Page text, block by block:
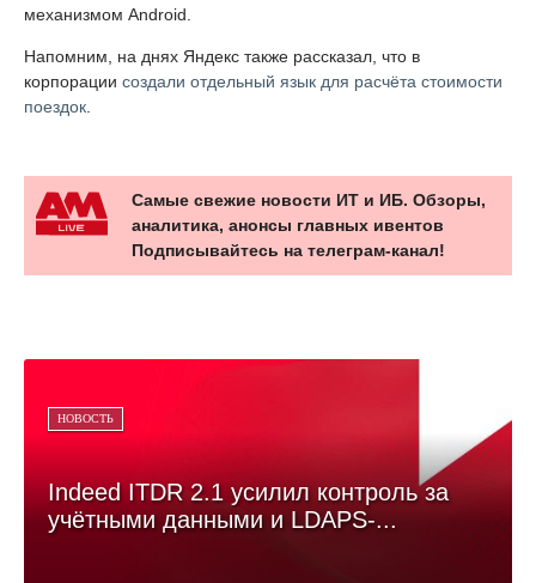
механизмом Android.
Напомним, на днях Яндекс также рассказал, что в
корпорации создали отдельный язык для расчёта стоимости
поездок
Самые свежие новости ИТ и ИБ. Обзоры,
аналитика, анонсы главных ивентов
Подписывайтесь на телеграм-канал!
НОВОСТЬ
Indeed ITDR 2.1 усилил контроль за
учётными данными и LDAPS-...